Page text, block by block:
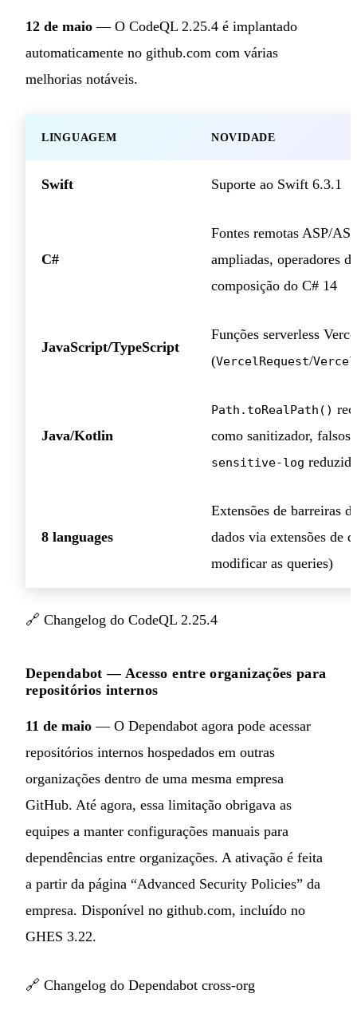
12 de maio — O CodeQL 2.25.4 é implantado
automaticamente no github.com com várias
melhorias notáveis.
LINGUAGEM NOVIDADE
Swift Suporte ao Swift 6.3.1
C#
Fontes remotas ASP/
ampliadas, operadores de
composição do C# 14
JavaScript/TypeScript
Funções serverless
(VercelRequest/
Java/Kotlin
Path.toRealPath()
como sanitizador, falsos
sensitive-log
8 languages
Extensões de barreiras
dados via extensões de
modificar as queries)
🔗 Changelog do CodeQL 2.25.4
Dependabot — Acesso entre organizações para
repositórios internos
11 de maio — O Dependabot agora pode acessar
repositórios internos hospedados em outras
organizações dentro de uma mesma empresa
GitHub. Até agora, essa limitação obrigava as
equipes a manter configurações manuais para
dependências entre organizações. A ativação é feita
a partir da página “Advanced Security Policies” da
empresa. Disponível no github.com, incluído no
GHES 3.22.
🔗 Changelog do Dependabot cross-org